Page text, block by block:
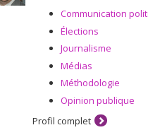
Communication
Élections
Journalisme
Médias
Méthodologie
Opinion publique
Profil complet